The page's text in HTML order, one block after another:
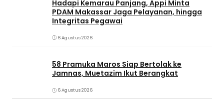
Hadapi Kemarau Panjang, Appi Minta
PDAM Makassar Jaga Pelayanan, hingga
Integritas Pegawai
6 Agustus 2026
58 Pramuka Maros Siap Bertolak ke
Jamnas, Muetazim Ikut Berangkat
6 Agustus 2026